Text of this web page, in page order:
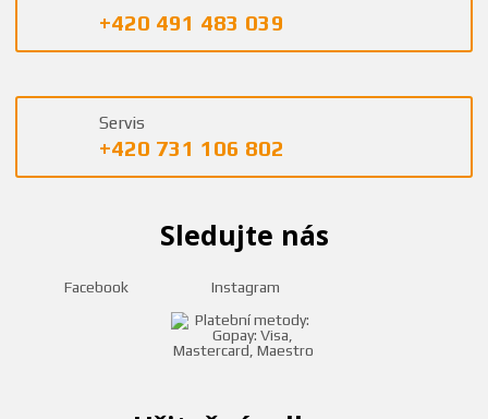
+420 491 483 039
Servis
+420 731 106 802
Sledujte nás
Facebook Instagram